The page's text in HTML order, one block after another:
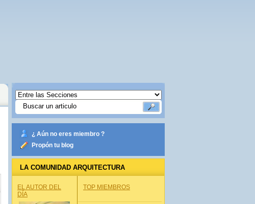
¿ Aún no eres miembro ?
Propón tu blog
LA COMUNIDAD ARQUITECTURA
EL AUTOR DEL
DÍA
TOP MIEMBROS